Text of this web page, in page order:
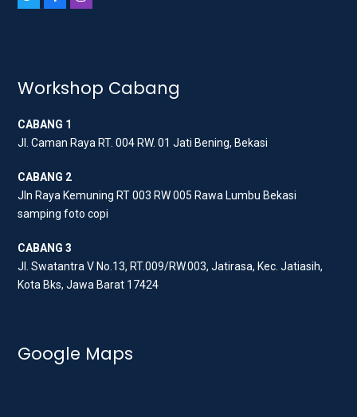
t
r
b
o
k
a
a
Workshop Cabang
CABANG 1
Jl. Caman Raya RT. 004 RW. 01 Jati Bening, Bekasi
CABANG 2
Jln Raya Kemuning RT 003 RW 005 Rawa Lumbu Bekasi
samping foto copi
CABANG 3
Jl. Swatantra V No.13, RT.009/RW.003, Jatirasa, Kec. Jatiasih,
Kota Bks, Jawa Barat 17424
Google Maps